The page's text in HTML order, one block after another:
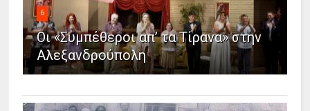
6
Οι «Συμπέθεροι απ’ τα Τίρανα» στην
Αλεξανδρούπολη